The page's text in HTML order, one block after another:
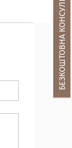
БЕЗКОШТОВНА КОНСУЛЬТАЦІЯ